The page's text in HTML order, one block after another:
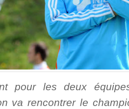
pour les deux
va rencontrer le